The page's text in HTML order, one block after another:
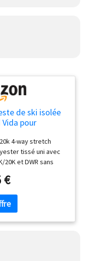
de ski isolée
pour
4-way stretch
tissé uni avec
20K et DWR sans
éclair YKK
avec bordure en
qui s'adapte à la
casques
€